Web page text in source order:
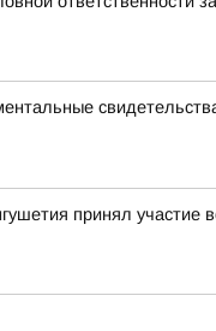
принял